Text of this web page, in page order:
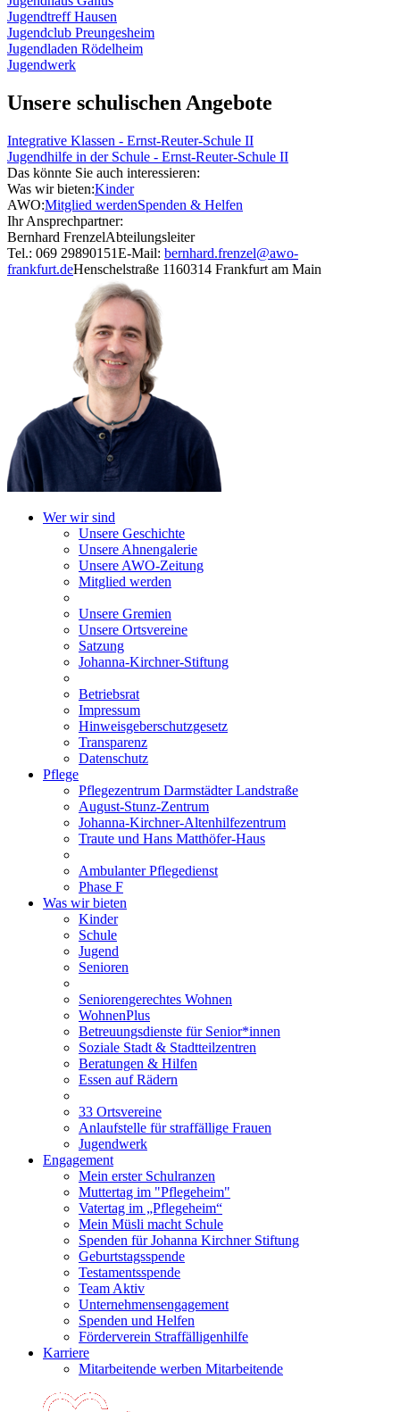
Jugendtreff Hausen
Jugendclub Preungesheim
Jugendladen Rödelheim
Jugendwerk
Unsere schulischen Angebote
Integrative Klassen - Ernst-Reuter-Schule II
Jugendhilfe in der Schule - Ernst-Reuter-Schule II
Das könnte Sie auch interessieren:
Was wir bieten:Kinder
AWO:Mitglied werdenSpenden & Helfen
Ihr Ansprechpartner:
Bernhard FrenzelAbteilungsleiter
Tel.: 069 29890151E-Mail: bernhard.frenzel@awo-
frankfurt.deHenschelstraße 1160314 Frankfurt am Main
Wer wir sind
Unsere Geschichte
Unsere Ahnengalerie
Unsere AWO-Zeitung
Mitglied werden
Unsere Gremien
Unsere Ortsvereine
Satzung
Johanna-Kirchner-Stiftung
Betriebsrat
Impressum
Hinweisgeberschutzgesetz
Transparenz
Datenschutz
Pflege
Pflegezentrum Darmstädter Landstraße
August-Stunz-Zentrum
Johanna-Kirchner-Altenhilfezentrum
Traute und Hans Matthöfer-Haus
Ambulanter Pflegedienst
Phase F
Was wir bieten
Kinder
Schule
Jugend
Senioren
Seniorengerechtes Wohnen
WohnenPlus
Betreuungsdienste für Senior*innen
Soziale Stadt & Stadtteilzentren
Beratungen & Hilfen
Essen auf Rädern
33 Ortsvereine
Anlaufstelle für straffällige Frauen
Jugendwerk
Engagement
Mein erster Schulranzen
Muttertag im "Pflegeheim"
Vatertag im „Pflegeheim“
Mein Müsli macht Schule
Spenden für Johanna Kirchner Stiftung
Geburtstagsspende
Testamentsspende
Team Aktiv
Unternehmensengagement
Spenden und Helfen
Förderverein Straffälligenhilfe
Karriere
Mitarbeitende werben Mitarbeitende